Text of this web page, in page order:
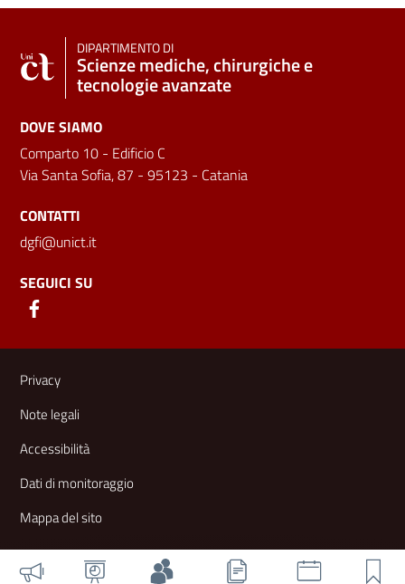
DIPARTIMENTO DI
Scienze mediche, chirurgiche e
tecnologie avanzate
DOVE SIAMO
Comparto 10 - Edificio C
Via Santa Sofia, 87 - 95123 - Catania
CONTATTI
dgfi@unict.it
SEGUICI SU
Link e informazioni utili
Privacy
Note legali
Accessibilità
Dati di monitoraggio
Mappa del sito